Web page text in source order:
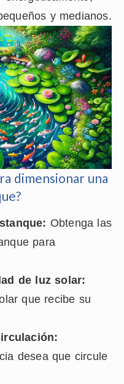
y medianos.
dimensionar una
Obtenga las
para
de luz solar:
que recibe su
desea que circule